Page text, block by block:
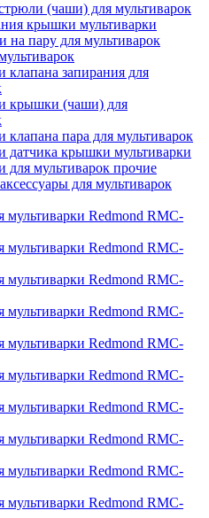
(чаши) для мультиварок
крышки мультиварки
на пару для мультиварок
клапана запирания для
крышки (чаши) для
клапана пара для мультиварок
датчика крышки мультиварки
для мультиварок прочие
для мультиварок
мультиварки Redmond RMC-
мультиварки Redmond RMC-
мультиварки Redmond RMC-
мультиварки Redmond RMC-
мультиварки Redmond RMC-
мультиварки Redmond RMC-
мультиварки Redmond RMC-
мультиварки Redmond RMC-
мультиварки Redmond RMC-
мультиварки Redmond RMC-